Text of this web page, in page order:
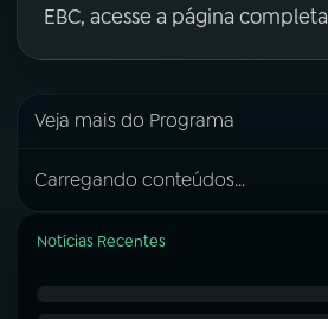
EBC, acesse a página completa
Veja mais do Programa
Carregando conteúdos...
Notícias Recentes